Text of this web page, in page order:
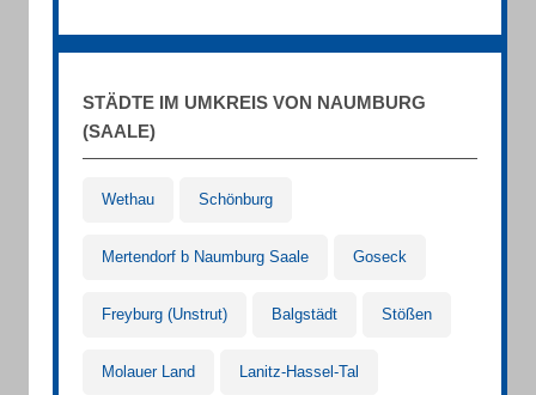
STÄDTE IM UMKREIS VON NAUMBURG
(SAALE)
Wethau Schönburg
Mertendorf b Naumburg Saale Goseck
Freyburg (Unstrut) Balgstädt Stößen
Molauer Land Lanitz-Hassel-Tal